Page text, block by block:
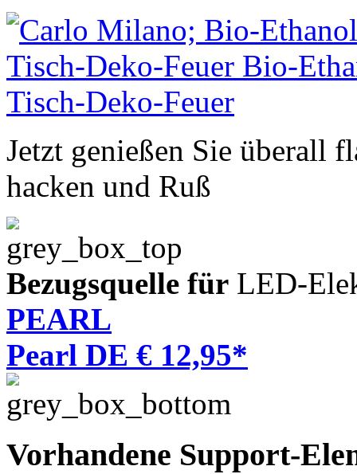
Jetzt genießen Sie überall
hacken und Ruß
Bezugsquelle für LED-
PEARL
Pearl DE € 12,95*
Vorhandene Support-